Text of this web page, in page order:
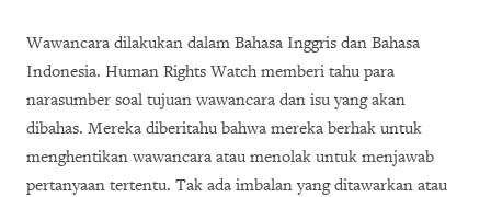
Wawancara dilakukan dalam Bahasa Inggris dan Bahasa
Indonesia. Human Rights Watch memberi tahu para
narasumber soal tujuan wawancara dan isu yang akan
dibahas. Mereka diberitahu bahwa mereka berhak untuk
menghentikan wawancara atau menolak untuk menjawab
pertanyaan tertentu. Tak ada imbalan yang ditawarkan atau